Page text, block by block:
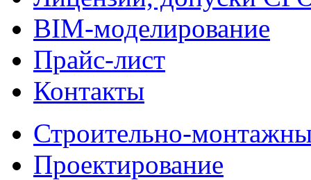
BIM-моделирование
Прайс-лист
Контакты
Строительно-
Проектирование